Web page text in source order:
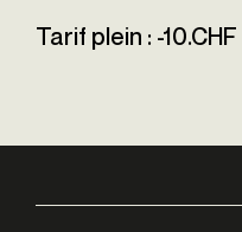
Tarif plein : -10.CHF